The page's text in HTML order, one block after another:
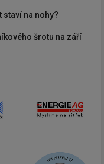
na nohy?
šrotu na září